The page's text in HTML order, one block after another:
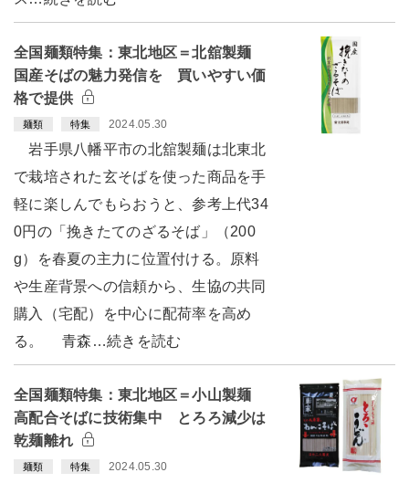
全国麺類特集：東北地区＝北舘製麺
国産そばの魅力発信を 買いやすい価
格で提供
麺類 特集 2024.05.30
岩手県八幡平市の北舘製麺は北東北
で栽培された玄そばを使った商品を手
軽に楽しんでもらおうと、参考上代34
0円の「挽きたてのざるそば」（200
g）を春夏の主力に位置付ける。原料
や生産背景への信頼から、生協の共同
購入（宅配）を中心に配荷率を高め
る。 青森…続きを読む
全国麺類特集：東北地区＝小山製麺
高配合そばに技術集中 とろろ減少は
乾麺離れ
麺類 特集 2024.05.30